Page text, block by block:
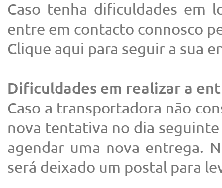
Caso tenha dificuldades em
entre em contacto connosco
Clique aqui para seguir a sua
Dificuldades em realizar a
Caso a transportadora não
nova tentativa no dia
agendar uma nova entrega.
será deixado um postal para